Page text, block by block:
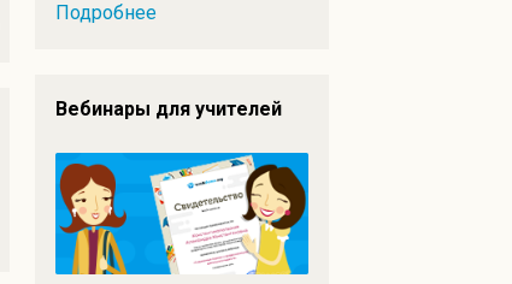
Подробнее
Вебинары для учителей